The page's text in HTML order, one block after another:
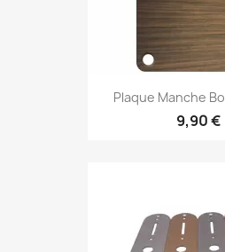
Plaque Manche
9,90 €